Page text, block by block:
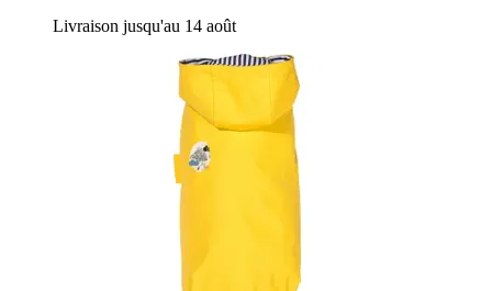
Livraison jusqu'au 14 août